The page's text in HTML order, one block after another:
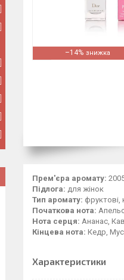
–14%
Прем'єра аромату:
Підлога: для жінок
Тип аромату: фруктові,
Початкова нота:
Нота серця: Ананас,
Кінцева нота: Кедр,
Характеристики